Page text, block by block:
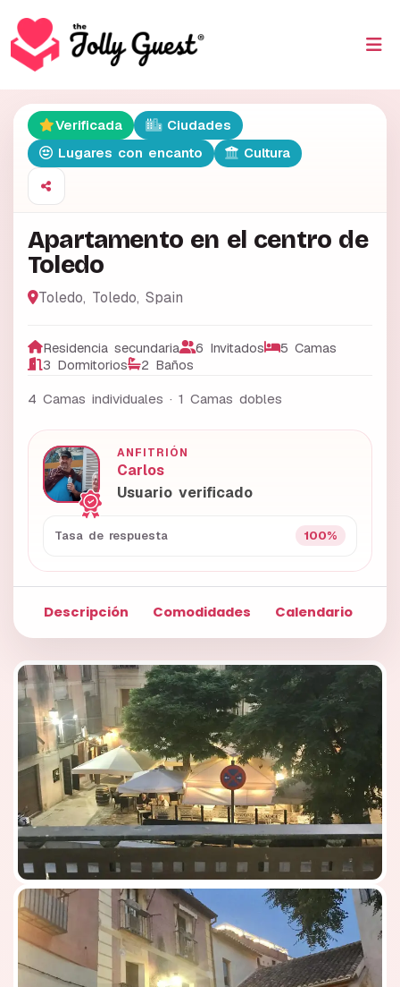
Verificada
Ciudades
Lugares con encanto
Cultura
Apartamento en el centro de
Toledo
Toledo, Toledo, Spain
Residencia secundaria 6 Invitados
5 Camas
3 Dormitorios
2 Baños
4 Camas individuales · 1 Camas dobles
ANFITRIÓN
Carlos
Usuario verificado
Tasa de respuesta 100%
Descripción Comodidades Calendario